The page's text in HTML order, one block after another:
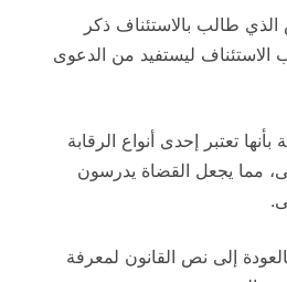
طالب بالاستئناف ذكر
الاستئناف ليستفيد من الدعوى
تعتبر إحدى أنواع الرقابة
مما يجعل القضاة يدرسون
إلى نص القانون لمعرفة